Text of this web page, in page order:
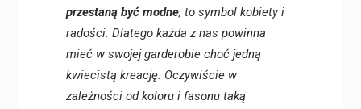
przestaną być modne, to symbol kobiety i
radości. Dlatego każda z nas powinna
mieć w swojej garderobie choć jedną
kwiecistą kreację. Oczywiście w
zależności od koloru i fasonu taką